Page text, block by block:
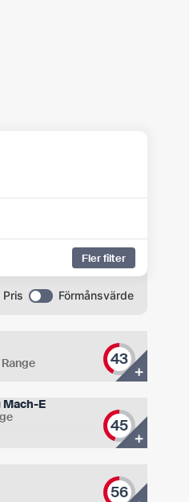
Fler filter
Pris Förmånsvärde
43
+
Mach-E
45
+
56